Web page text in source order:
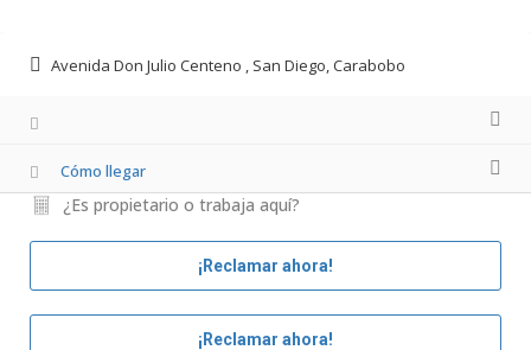
Avenida Don Julio Centeno , San Diego, Carabobo
Cómo llegar
¿Es propietario o trabaja aquí?
¡Reclamar ahora!
¡Reclamar ahora!